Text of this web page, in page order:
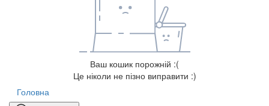
Ваш кошик порожній :(
Це ніколи не пізно виправити :)
Головна